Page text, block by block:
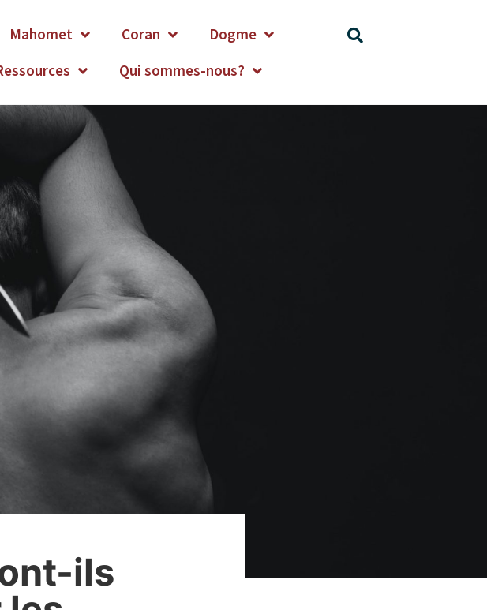
Mahomet Coran
Dogme
Qui sommes-nous?
ils